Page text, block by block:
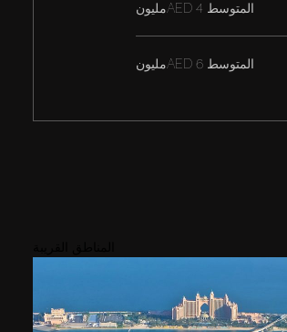
المتوسط
المتوسط AED 6مليون